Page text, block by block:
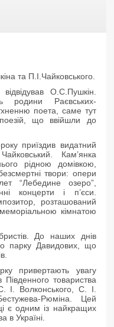
та П.І.Чайковського.
О.С.Пушкін.
родини Раєвських-
поета, саме тут
поезій, що ввійшли до
приїздив видатний
Кам’янка
рідною домівкою,
твори: опери
“Лебедине озеро”,
концерти і п’єси.
розташований
кімнатою
До наших днів
парку Давидових, що
привертають увагу
Південного товариства
Волконського, С. І.
Рюміна. Цей
є одним із найкращих
в Україні.